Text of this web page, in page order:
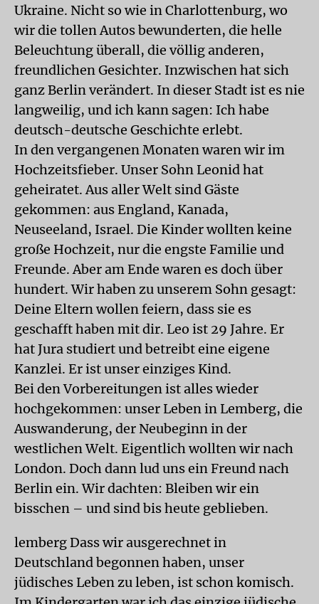
Ukraine. Nicht so wie in Charlottenburg, wo
wir die tollen Autos bewunderten, die helle
Beleuchtung überall, die völlig anderen,
freundlichen Gesichter. Inzwischen hat sich
ganz Berlin verändert. In dieser Stadt ist es nie
langweilig, und ich kann sagen: Ich habe
deutsch-deutsche Geschichte erlebt.
In den vergangenen Monaten waren wir im
Hochzeitsfieber. Unser Sohn Leonid hat
geheiratet. Aus aller Welt sind Gäste
gekommen: aus England, Kanada,
Neuseeland, Israel. Die Kinder wollten keine
große Hochzeit, nur die engste Familie und
Freunde. Aber am Ende waren es doch über
hundert. Wir haben zu unserem Sohn gesagt:
Deine Eltern wollen feiern, dass sie es
geschafft haben mit dir. Leo ist 29 Jahre. Er
hat Jura studiert und betreibt eine eigene
Kanzlei. Er ist unser einziges Kind.
Bei den Vorbereitungen ist alles wieder
hochgekommen: unser Leben in Lemberg, die
Auswanderung, der Neubeginn in der
westlichen Welt. Eigentlich wollten wir nach
London. Doch dann lud uns ein Freund nach
Berlin ein. Wir dachten: Bleiben wir ein
bisschen – und sind bis heute geblieben.
lemberg Dass wir ausgerechnet in
Deutschland begonnen haben, unser
jüdisches Leben zu leben, ist schon komisch.